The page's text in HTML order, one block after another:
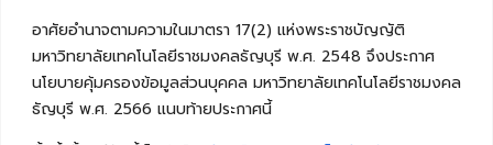
อาศัยอำนาจตามความในมาตรา 17(2) แห่งพระราชบัญญัติ
มหาวิทยาลัยเทคโนโลยีราชมงคลธัญบุรี พ.ศ. 2548 จึงประกาศ
นโยบายคุ้มครองข้อมูลส่วนบุคคล มหาวิทยาลัยเทคโนโลยีราชมงคล
ธัญบุรี พ.ศ. 2566 แนบท้ายประกาศนี้